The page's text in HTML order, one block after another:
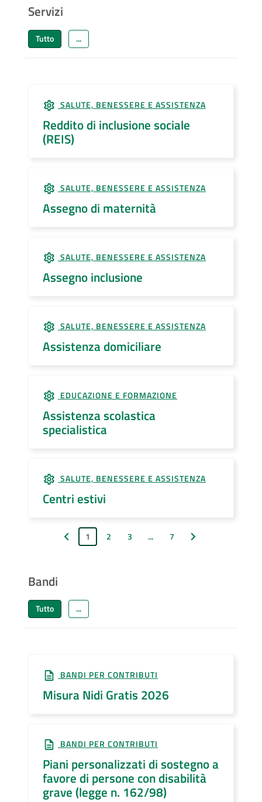
Servizi
Tutto ...
SALUTE, BENESSERE E ASSISTENZA
Reddito di inclusione sociale
(REIS)
SALUTE, BENESSERE E ASSISTENZA
Assegno di maternità
SALUTE, BENESSERE E ASSISTENZA
Assegno inclusione
SALUTE, BENESSERE E ASSISTENZA
Assistenza domiciliare
EDUCAZIONE E FORMAZIONE
Assistenza scolastica
specialistica
SALUTE, BENESSERE E ASSISTENZA
Centri estivi
Pagina precedente
1 2 3 ... 7 Pagina successiva
Bandi
Tutto ...
BANDI PER CONTRIBUTI
Misura Nidi Gratis 2026
BANDI PER CONTRIBUTI
Piani personalizzati di sostegno a
favore di persone con disabilità
grave (legge n. 162/98)